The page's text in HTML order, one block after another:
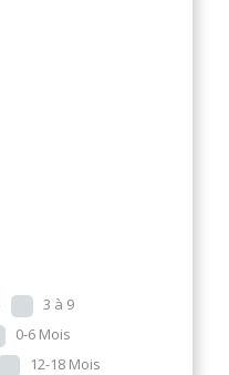
3 à 9
0-6 Mois
12-18 Mois